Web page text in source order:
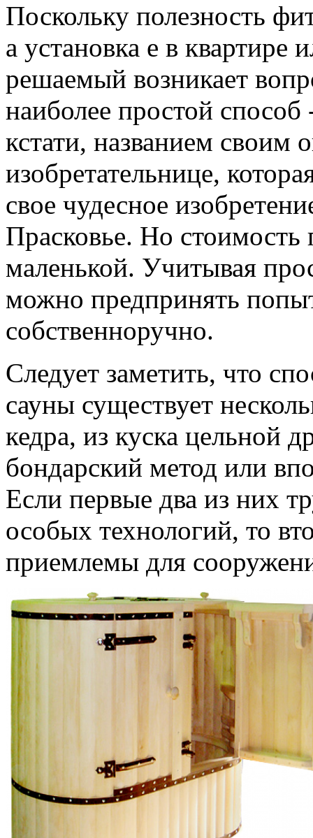
Поскольку полезность
а установка е в квартире
решаемый возникает
наиболее простой
кстати, названием своим
изобретательнице,
свое чудесное
Прасковье. Но стоимость
маленькой. Учитывая
можно предпринять
собственноручно.
Следует заметить, что
сауны существует
кедра, из куска цельной
бондарский метод или
Если первые два из них
особых технологий, то
приемлемы для